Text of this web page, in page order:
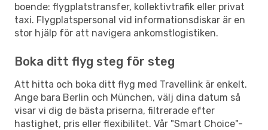
boende: flygplatstransfer, kollektivtrafik eller privat
taxi. Flygplatspersonal vid informationsdiskar är en
stor hjälp för att navigera ankomstlogistiken.
Boka ditt flyg steg för steg
Att hitta och boka ditt flyg med Travellink är enkelt.
Ange bara Berlin och München, välj dina datum så
visar vi dig de bästa priserna, filtrerade efter
hastighet, pris eller flexibilitet. Vår "Smart Choice"-